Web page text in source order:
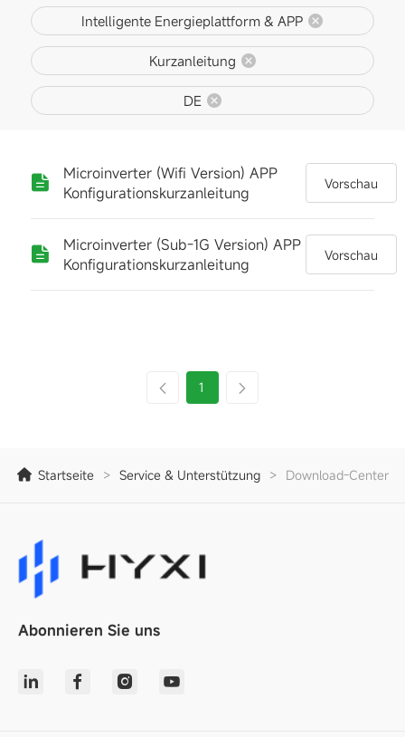
Intelligente Energieplattform & APP
Kurzanleitung
DE
Microinverter (Wifi Version) APP
Konfigurationskurzanleitung
Vorschau
Microinverter (Sub-1G Version) APP
Konfigurationskurzanleitung
Vorschau
1
Startseite > Service & Unterstützung > Download-Center
Abonnieren Sie uns